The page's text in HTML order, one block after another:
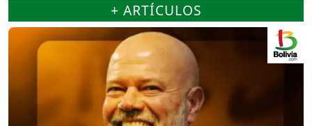
+ ARTÍCULOS